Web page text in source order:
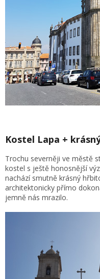
Kostel Lapa +
Trochu severněji ve městě
kostel s ještě honosnější
nachází smutně krásný
architektonicky přímo
jemně nás mrazilo.